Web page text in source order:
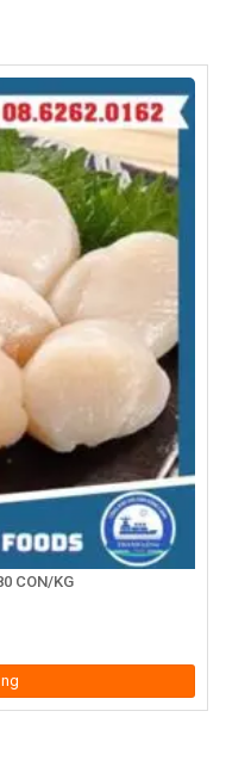
CON/KG